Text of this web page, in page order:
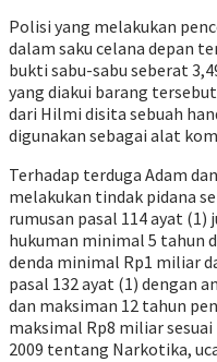
Polisi yang melakukan
dalam saku celana depan
bukti sabu-sabu seberat
yang diakui barang
dari Hilmi disita sebuah
digunakan sebagai alat
Terhadap terduga Adam
melakukan tindak pidana
rumusan pasal 114 ayat (1)
hukuman minimal 5 tahun
denda minimal Rp1 miliar
pasal 132 ayat (1) dengan
dan maksiman 12 tahun
maksimal Rp8 miliar
2009 tentang Narkotika,